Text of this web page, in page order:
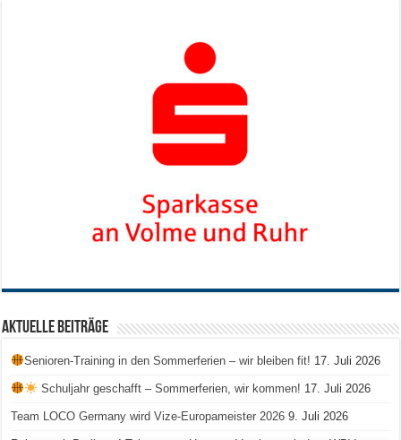
Aktuelle Beiträge
Senioren-Training in den Sommerferien – wir bleiben fit! 17. Juli 2026
Schuljahr geschafft – Sommerferien, wir kommen! 17. Juli 2026
Team LOCO Germany wird Vize-Europameister 2026 9. Juli 2026